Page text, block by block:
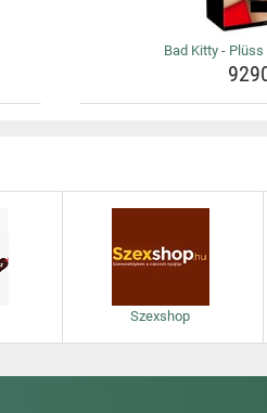
Bad Kitty -
Szexshop